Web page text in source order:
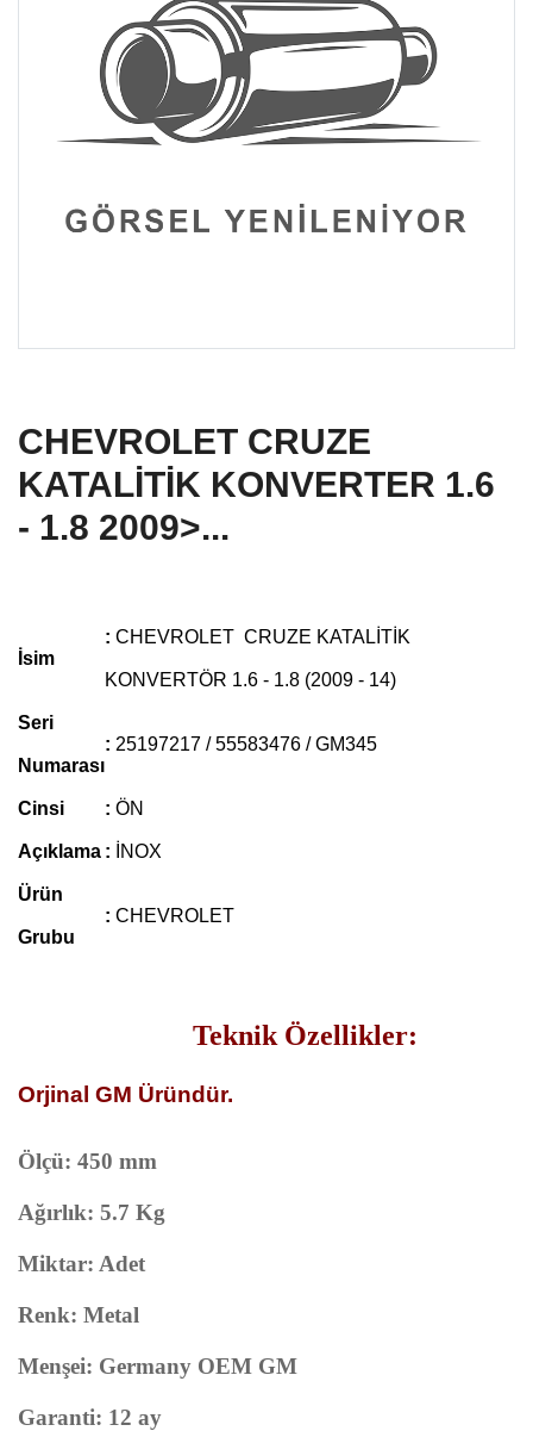
CHEVROLET CRUZE
KATALİTİK KONVERTER 1.6
- 1.8 2009>...
İsim
: CHEVROLET CRUZE KATALİTİK
KONVERTÖR 1.6 - 1.8 (2009 - 14)
Seri
Numarası
: 25197217 / 55583476 / GM345
Cinsi : ÖN
Açıklama : İNOX
Ürün
Grubu
: CHEVROLET
Teknik Özellikler:
Orjinal GM Üründür.
Ölçü: 450 mm
Ağırlık: 5.7 Kg
Miktar: Adet
Renk: Metal
Menşei: Germany OEM GM
Garanti: 12 ay